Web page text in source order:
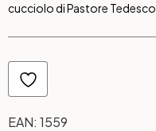
cucciolo di Pastore Tedesco.
EAN: 1559